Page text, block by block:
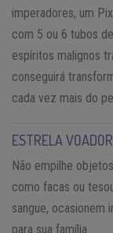
imperadores, um
com 5 ou 6 tubos
espíritos malignos
conseguirá
cada vez mais do
ESTRELA
Não empilhe
como facas ou
sangue, ocasionem
para sua família.